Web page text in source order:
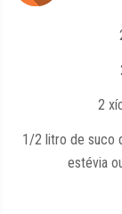
2
1/2 litro de suco
estévia